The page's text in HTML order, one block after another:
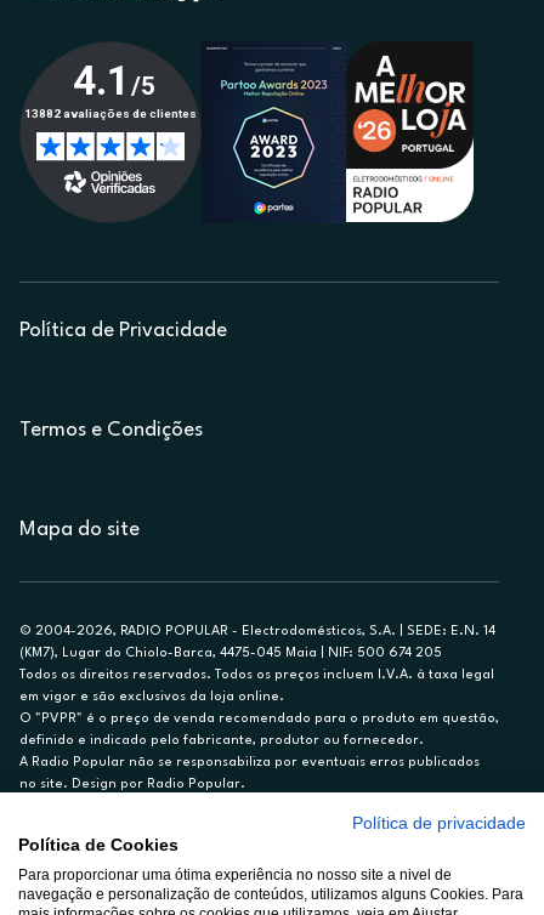
Política de Privacidade
Termos e Condições
Mapa do site
© 2004-2026, RADIO POPULAR - Electrodomésticos, S.A. | SEDE: E.N. 14
(KM7), Lugar do Chiolo-Barca, 4475-045 Maia | NIF: 500 674 205
Todos os direitos reservados. Todos os preços incluem I.V.A. à taxa legal
em vigor e são exclusivos da loja online.
O "PVPR" é o preço de venda recomendado para o produto em questão,
definido e indicado pelo fabricante, produtor ou fornecedor.
A Radio Popular não se responsabiliza por eventuais erros publicados
no site. Design por Radio Popular.
Ex. para limite de crédito de €1.500, reembolsado em 12 meses, TAN
14,79%.
Crédito sujeito a aprovação pelo Cetelem, marca BNP Paribas Personal
Política de privacidade
Política de Cookies
Para proporcionar uma ótima experiência no nosso site a nivel de
navegação e personalização de conteúdos, utilizamos alguns Cookies. Para